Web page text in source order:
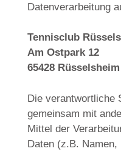
Datenverarbeitung
Tennisclub
Am Ostpark 12
65428 Rüsselsheim
Die verantwortliche
gemeinsam mit
Mittel der
Daten (z.B.